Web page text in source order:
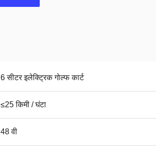
6 सीटर इलेक्ट्रिक गोल्फ कार्ट
≤25 किमी / घंटा
48 वी